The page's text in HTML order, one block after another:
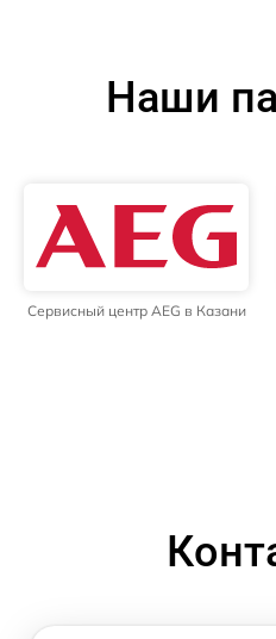
Наши
Сервисный центр AEG в Казани